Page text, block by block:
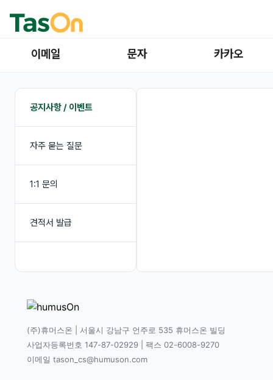
이메일 문자 카카오
공지사항 / 이벤트
자주 묻는 질문
1:1 문의
견적서 발급
(주)휴머스온 | 서울시 강남구 언주로 535 휴머스온 빌딩
사업자등록번호 147-87-02929 | 팩스 02-6008-9270
이메일 tason_cs@humuson.com